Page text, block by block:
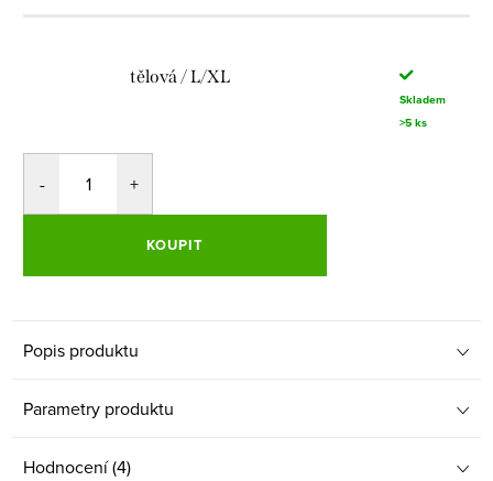
tělová / L/XL
Skladem
>5 ks
KOUPIT
Popis produktu
Parametry produktu
Hodnocení (4)